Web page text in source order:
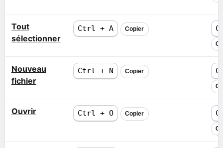
Tout
sélectionner
Ctrl + A Copier
Nouveau
fichier
Ctrl + N Copier
Ouvrir Ctrl + O Copier